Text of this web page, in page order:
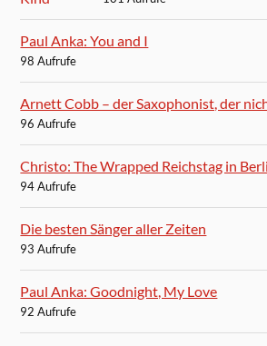
Paul Anka: You and I
98 Aufrufe
Arnett Cobb – der Saxophonist, der
96 Aufrufe
Christo: The Wrapped Reichstag in
94 Aufrufe
Die besten Sänger aller Zeiten
93 Aufrufe
Paul Anka: Goodnight, My Love
92 Aufrufe